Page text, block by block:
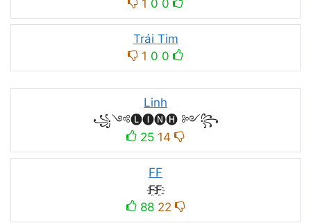
1 0 0
Trái Tim
1 0 0
Linh
꧁༺🅛🅘🅝🅗 ༻꧂
25 14
FF
F҈F҈
88 22